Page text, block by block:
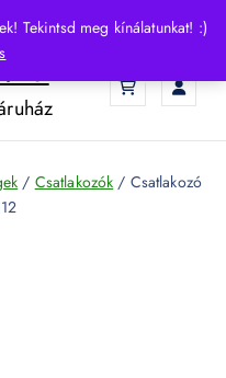
Tekintsd meg kínálatunkat! :)
/ Csatlakozók / Csatlakozó